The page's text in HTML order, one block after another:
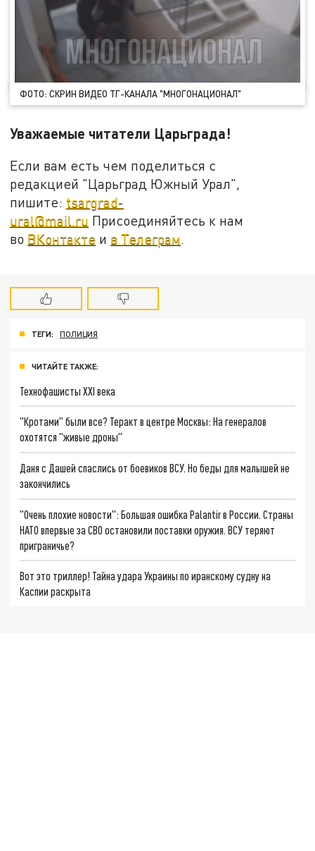
ФОТО: СКРИН ВИДЕО ТГ-КАНАЛА "МНОГОНАЦИОНАЛ"
Уважаемые читатели Царьграда!
Если вам есть чем поделиться с
редакцией "Царьград Южный Урал",
пишите: tsargrad-
ural@mail.ru Присоединяйтесь к нам
во ВКонтакте и в Телеграм.
ТЕГИ: ПОЛИЦИЯ
ЧИТАЙТЕ ТАКЖЕ:
Технофашисты XXI века
"Кротами" были все? Теракт в центре Москвы: На генералов
охотятся "живые дроны"
Даня с Дашей спаслись от боевиков ВСУ. Но беды для малышей не
закончились
"Очень плохие новости": Большая ошибка Palantir в России. Страны
НАТО впервые за СВО остановили поставки оружия. ВСУ теряют
приграничье?
Вот это триллер! Тайна удара Украины по иранскому судну на
Каспии раскрыта